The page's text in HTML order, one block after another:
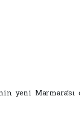
yeni Marmara’sı